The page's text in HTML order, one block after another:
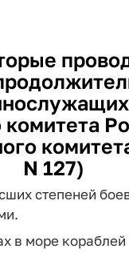
комитета
N 127)
степеней
в море